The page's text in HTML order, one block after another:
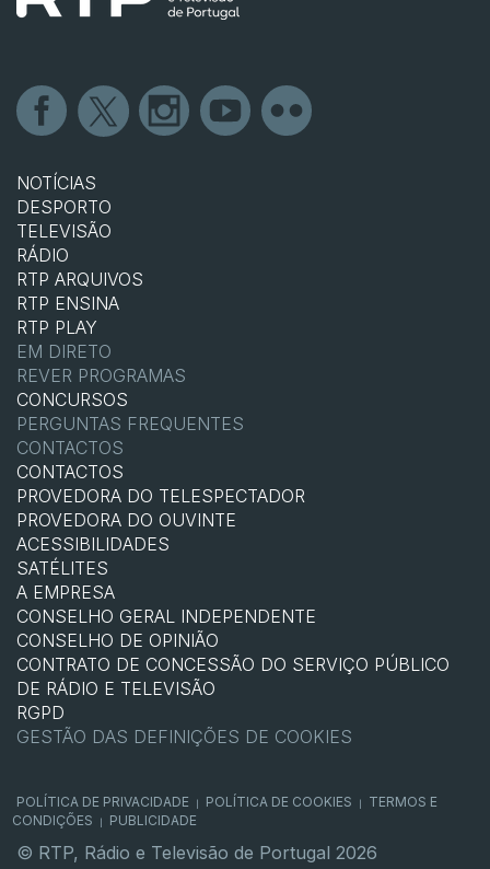
NOTÍCIAS
DESPORTO
TELEVISÃO
RÁDIO
RTP ARQUIVOS
RTP ENSINA
RTP PLAY
EM DIRETO
REVER PROGRAMAS
CONCURSOS
PERGUNTAS FREQUENTES
CONTACTOS
CONTACTOS
PROVEDORA DO TELESPECTADOR
PROVEDORA DO OUVINTE
ACESSIBILIDADES
SATÉLITES
A EMPRESA
CONSELHO GERAL INDEPENDENTE
CONSELHO DE OPINIÃO
CONTRATO DE CONCESSÃO DO SERVIÇO PÚBLICO
DE RÁDIO E TELEVISÃO
RGPD
GESTÃO DAS DEFINIÇÕES DE COOKIES
POLÍTICA DE PRIVACIDADE POLÍTICA DE COOKIES
TERMOS E
CONDIÇÕES
PUBLICIDADE
© RTP, Rádio e Televisão de Portugal 2026